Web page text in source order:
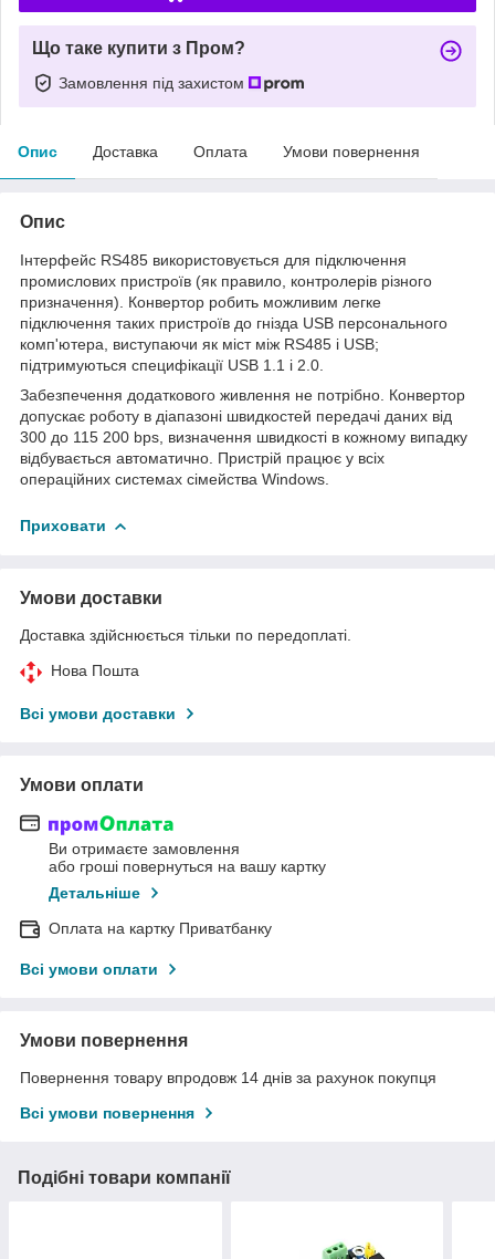
Що таке купити з Пром?
Замовлення під захистом
Опис Доставка Оплата Умови повернення
Опис
Інтерфейс RS485 використовується для підключення
промислових пристроїв (як правило, контролерів різного
призначення). Конвертор робить можливим легке
підключення таких пристроїв до гнізда USB персонального
комп'ютера, виступаючи як міст між RS485 і USB;
підтримуються специфікації USB 1.1 і 2.0.
Забезпечення додаткового живлення не потрібно. Конвертор
допускає роботу в діапазоні швидкостей передачі даних від
300 до 115 200 bps, визначення швидкості в кожному випадку
відбувається автоматично. Пристрій працює у всіх
операційних системах сімейства Windows.
Приховати
Умови доставки
Доставка здійснюється тільки по передоплаті.
Нова Пошта
Всі умови доставки
Умови оплати
Ви отримаєте замовлення
або гроші повернуться на вашу картку
Детальніше
Оплата на картку Приватбанку
Всі умови оплати
Умови повернення
Повернення товару впродовж 14 днів за рахунок покупця
Всі умови повернення
Подібні товари компанії